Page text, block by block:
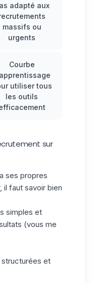
adapté aux
massifs ou
urgents
Courbe
utiliser tous
les outils
sur
ses propres
il faut savoir bien
simples et
(vous me
et